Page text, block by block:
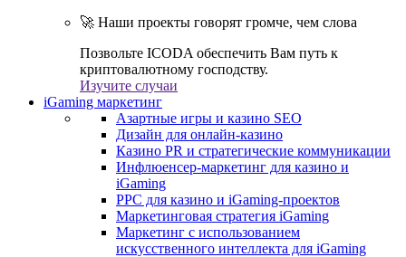
🚀 Наши проекты говорят громче, чем слова
Позвольте ICODA обеспечить Вам путь к
криптовалютному господству.
Изучите случаи
iGaming маркетинг
Азартные игры и казино SEO
Дизайн для онлайн-казино
Казино PR и стратегические коммуникации
Инфлюенсер-маркетинг для казино и
iGaming
PPC для казино и iGaming-проектов
Маркетинговая стратегия iGaming
Маркетинг с использованием
искусственного интеллекта для iGaming